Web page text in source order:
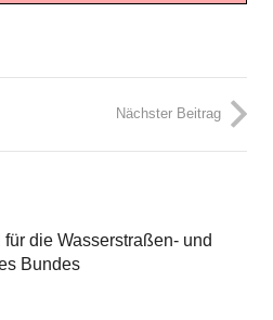
Nächster Beitrag
die Wasserstraßen- und
Bundes